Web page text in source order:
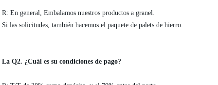
R: En general, Embalamos nuestros productos a granel.
Si las solicitudes, también hacemos el paquete de palets de hierro.
La Q2. ¿Cuál es su condiciones de pago?